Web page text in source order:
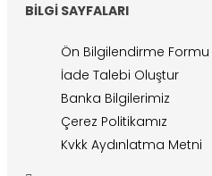
BILGI SAYFALARI
Ön Bilgilendirme Formu
İade Talebi Oluştur
Banka Bilgilerimiz
Çerez Politikamız
Kvkk Aydınlatma Metni